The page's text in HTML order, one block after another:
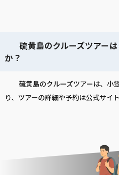
硫黄島のクルーズツアー
か？
硫黄島のクルーズツアーは、小
り、ツアーの詳細や予約は公式サイ